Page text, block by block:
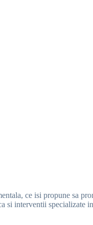
ce isi propune sa
interventii specializate